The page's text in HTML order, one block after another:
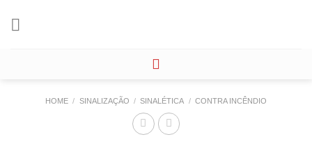
HOME / SINALIZAÇÃO / SINALÉTICA / CONTRA INCÊNDIO